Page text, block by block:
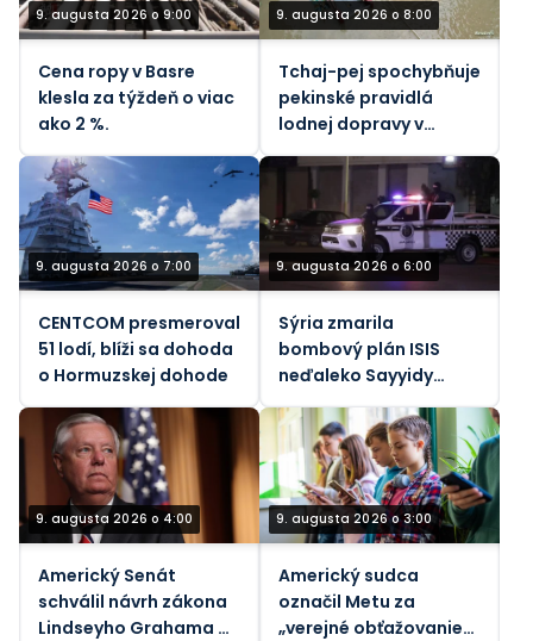
9. augusta 2026 o 9:00
Cena ropy v Basre
klesla za týždeň o viac
ako 2 %.
9. augusta 2026 o 8:00
Tchaj-pej spochybňuje
pekinské pravidlá
lodnej dopravy v
počas tajfúnu
9. augusta 2026 o 7:00
CENTCOM presmeroval
51 lodí, blíži sa dohoda
o Hormuzskej dohode
9. augusta 2026 o 6:00
Sýria zmarila
bombový plán ISIS
neďaleko Sayyidy
Zainab
9. augusta 2026 o 4:00
Americký Senát
schválil návrh zákona
Lindseyho Grahama o
9. augusta 2026 o 3:00
Americký sudca
označil Metu za
„verejné obťažovanie“